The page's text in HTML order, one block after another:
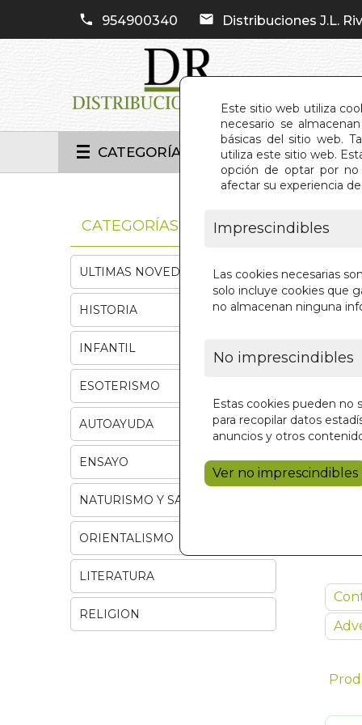
Este sitio web utiliza
necesario se
básicas del sitio web.
utiliza este sitio web.
opción de optar por no
afectar su experiencia
Imprescindibles
Las cookies necesarias
solo incluye cookies que
no almacenan ninguna
No imprescindibles
Estas cookies pueden no
para recopilar datos
anuncios y otros
Ver no imprescindibles
954900340 Distribuciones J.L.
CATEGORÍAS
CATEGORÍAS
ULTIMAS NOVEDADES
HISTORIA
INFANTIL
ESOTERISMO
AUTOAYUDA
ENSAYO
NATURISMO Y SALUD
ORIENTALISMO
LITERATURA
RELIGION